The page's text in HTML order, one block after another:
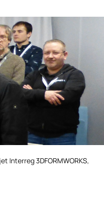
Interreg3DFORMWORKS,